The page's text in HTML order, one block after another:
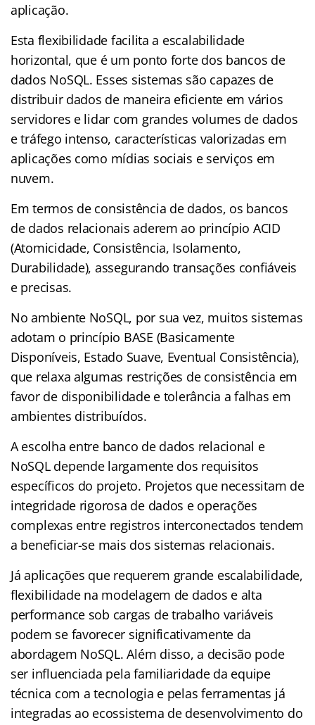
aplicação.
Esta flexibilidade facilita a escalabilidade
horizontal, que é um ponto forte dos bancos de
dados NoSQL. Esses sistemas são capazes de
distribuir dados de maneira eficiente em vários
servidores e lidar com grandes volumes de dados
e tráfego intenso, características valorizadas em
aplicações como mídias sociais e serviços em
nuvem.
Em termos de consistência de dados, os bancos
de dados relacionais aderem ao princípio ACID
(Atomicidade, Consistência, Isolamento,
Durabilidade), assegurando transações confiáveis
e precisas.
No ambiente NoSQL, por sua vez, muitos sistemas
adotam o princípio BASE (Basicamente
Disponíveis, Estado Suave, Eventual Consistência),
que relaxa algumas restrições de consistência em
favor de disponibilidade e tolerância a falhas em
ambientes distribuídos.
A escolha entre banco de dados relacional e
NoSQL depende largamente dos requisitos
específicos do projeto. Projetos que necessitam de
integridade rigorosa de dados e operações
complexas entre registros interconectados tendem
a beneficiar-se mais dos sistemas relacionais.
Já aplicações que requerem grande escalabilidade,
flexibilidade na modelagem de dados e alta
performance sob cargas de trabalho variáveis
podem se favorecer significativamente da
abordagem NoSQL. Além disso, a decisão pode
ser influenciada pela familiaridade da equipe
técnica com a tecnologia e pelas ferramentas já
integradas ao ecossistema de desenvolvimento do